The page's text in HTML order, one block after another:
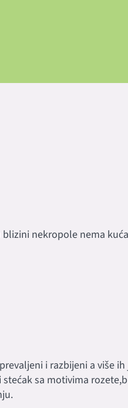
nekropole nema
i razbijeni a više
sa motivima